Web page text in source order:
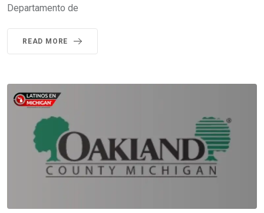
Departamento de
READ MORE